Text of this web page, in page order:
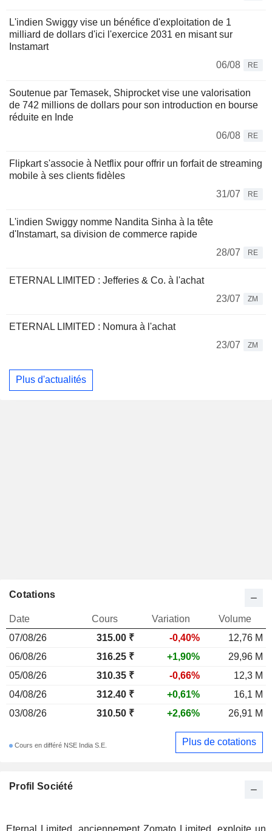
L'indien Swiggy vise un bénéfice d'exploitation de 1
milliard de dollars d'ici l'exercice 2031 en misant sur
Instamart
06/08
RE
Soutenue par Temasek, Shiprocket vise une valorisation
de 742 millions de dollars pour son introduction en bourse
réduite en Inde
06/08
RE
Flipkart s'associe à Netflix pour offrir un forfait de streaming
mobile à ses clients fidèles
31/07
RE
L'indien Swiggy nomme Nandita Sinha à la tête
d'Instamart, sa division de commerce rapide
28/07
RE
ETERNAL LIMITED : Jefferies & Co. à l'achat
23/07
ZM
ETERNAL LIMITED : Nomura à l'achat
23/07
ZM
Plus d'actualités
Profil Société
Eternal Limited, anciennement Zomato Limited, exploite un
Cotations
Date Cours Variation
Volume
07/08/26
315.00 ₹ -0,40%
12,76 M
06/08/26
316.25 ₹ +1,90%
29,96 M
05/08/26
310.35 ₹ -0,66%
12,3 M
04/08/26
312.40 ₹ +0,61%
16,1 M
03/08/26
310.50 ₹ +2,66% 26,91 M
Cours en différé NSE India S.E. Plus de cotations